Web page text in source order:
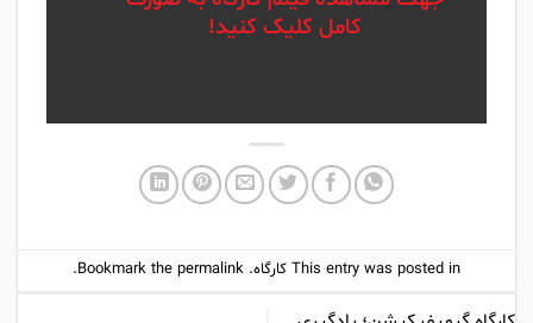
کامل کلیک کنید!
This entry was posted in کارگاه. Bookmark the
permalink
.